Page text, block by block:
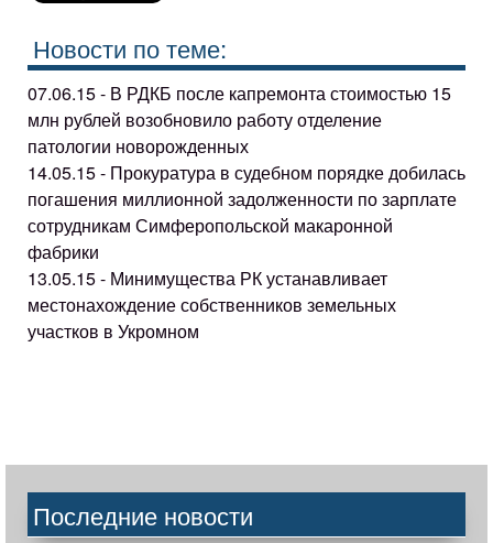
Новости по теме:
07.06.15 - В РДКБ после капремонта стоимостью 15
млн рублей возобновило работу отделение
патологии новорожденных
14.05.15 - Прокуратура в судебном порядке добилась
погашения миллионной задолженности по зарплате
сотрудникам Симферопольской макаронной
фабрики
13.05.15 - Минимущества РК устанавливает
местонахождение собственников земельных
участков в Укромном
Последние новости